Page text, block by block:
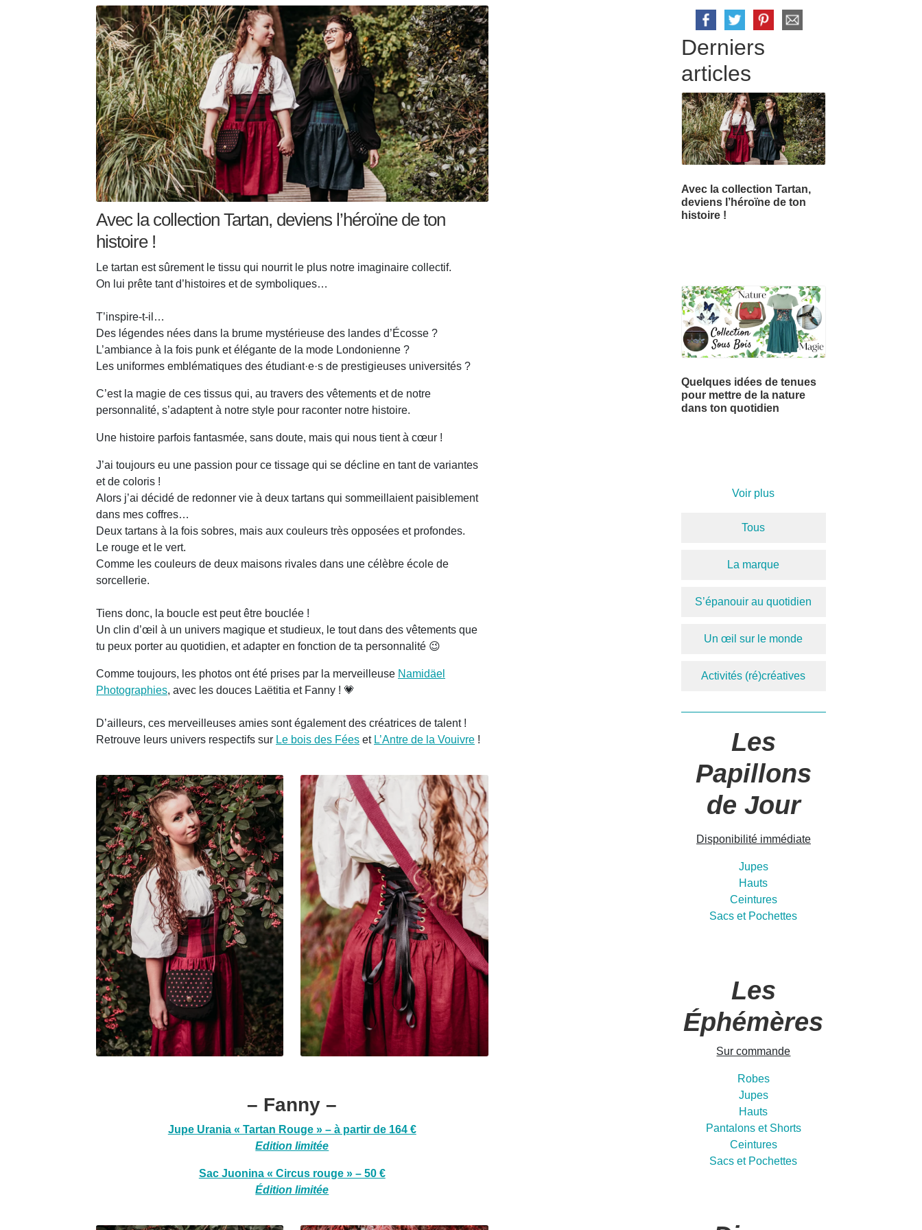
Avec la collection Tartan, deviens l’héroïne de ton
histoire !
Le tartan est sûrement le tissu qui nourrit le plus notre imaginaire collectif.
On lui prête tant d’histoires et de symboliques…
T’inspire-t-il…
Des légendes nées dans la brume mystérieuse des landes d’Écosse ?
L’ambiance à la fois punk et élégante de la mode Londonienne ?
Les uniformes emblématiques des étudiant·e·s de prestigieuses universités ?
C’est la magie de ces tissus qui, au travers des vêtements et de notre
personnalité, s’adaptent à notre style pour raconter notre histoire.
Une histoire parfois fantasmée, sans doute, mais qui nous tient à cœur !
J’ai toujours eu une passion pour ce tissage qui se décline en tant de variantes
et de coloris !
Alors j’ai décidé de redonner vie à deux tartans qui sommeillaient paisiblement
dans mes coffres…
Deux tartans à la fois sobres, mais aux couleurs très opposées et profondes.
Le rouge et le vert.
Comme les couleurs de deux maisons rivales dans une célèbre école de
sorcellerie.
Tiens donc, la boucle est peut être bouclée !
Un clin d’œil à un univers magique et studieux, le tout dans des vêtements que
tu peux porter au quotidien, et adapter en fonction de ta personnalité 😉
Comme toujours, les photos ont été prises par la merveilleuse Namidäel
Photographies, avec les douces Laëtitia et Fanny ! 💗
D’ailleurs, ces merveilleuses amies sont également des créatrices de talent !
Retrouve leurs univers respectifs sur Le bois des Fées et L’Antre de la Vouivre !
– Fanny –
Jupe Urania « Tartan Rouge » – à partir de 164 €
Edition limitée
Sac Juonina « Circus rouge » – 50 €
Édition limitée
Derniers
articles
Avec la collection Tartan,
deviens l’héroïne de ton
histoire !
Quelques idées de tenues
pour mettre de la nature
dans ton quotidien
Voir plus
Tous
La marque
S’épanouir au quotidien
Un œil sur le monde
Activités (ré)créatives
Les
Papillons
de Jour
Disponibilité immédiate
Jupes
Hauts
Ceintures
Sacs et Pochettes
Les
Éphémères
Sur commande
Robes
Jupes
Hauts
Pantalons et Shorts
Ceintures
Sacs et Pochettes